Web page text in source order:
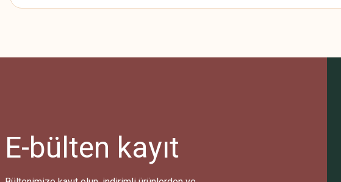
Bu ürüne benzer farklı alternatifler olmalı.
E-bülten kayıt